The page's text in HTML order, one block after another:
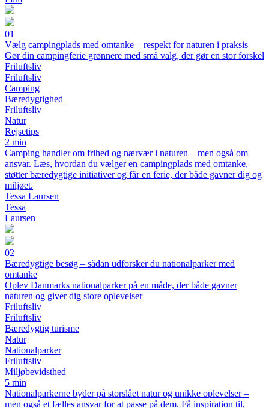
01
Vælg campingplads med omtanke – respekt for naturen i praksis
Gør din campingferie grønnere med små valg, der gør en stor forskel
Friluftsliv
Friluftsliv
Camping
Bæredygtighed
Friluftsliv
Natur
Rejsetips
2 min
Camping handler om frihed og nærvær i naturen – men også om
ansvar. Læs, hvordan du vælger en campingplads med omtanke,
støtter bæredygtige initiativer og får en ferie, der både gavner dig og
miljøet.
Tessa Laursen
Tessa
Laursen
02
Bæredygtige besøg – sådan udforsker du nationalparker med
omtanke
Oplev Danmarks nationalparker på en måde, der både gavner
naturen og giver dig store oplevelser
Friluftsliv
Friluftsliv
Bæredygtig turisme
Natur
Nationalparker
Friluftsliv
Miljøbevidsthed
5 min
Nationalparkerne byder på storslået natur og unikke oplevelser –
men også et fælles ansvar for at passe på dem. Få inspiration til,